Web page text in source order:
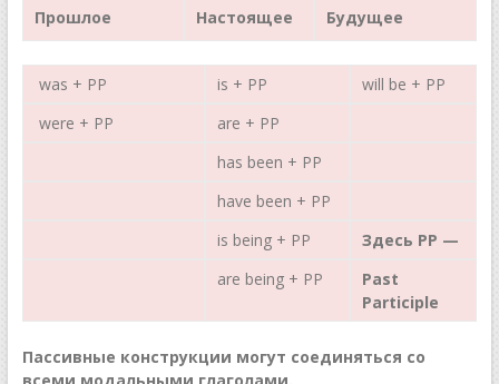
Прошлое Настоящее Будущее
was + РР is + РР
will be + РР
were + РР
are + РР
has been + РР
have been + РР
is being + РР
Здесь РР —
are being + РР
Past
Participle
Пассивные конструкции могут соединяться со